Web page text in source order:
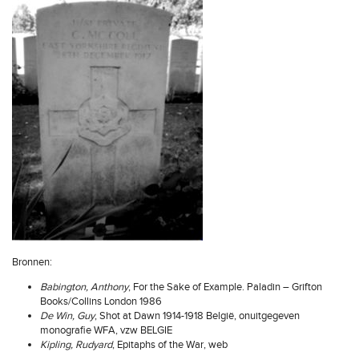
Bronnen:
Babington, Anthony, For the Sake of Example. Paladin – Grifton
Books/Collins London 1986
De Win, Guy, Shot at Dawn 1914-1918 België, onuitgegeven
monografie WFA, vzw BELGIE
Kipling, Rudyard, Epitaphs of the War, web